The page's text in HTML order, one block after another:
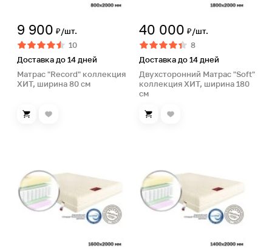
9 900 ₽/шт.
10
Доставка до 14 дней
Матрас "Record" коллекция
ХИТ, ширина 80 см
40 000 ₽/шт.
8
Доставка до 14 дней
Двухсторонний Матрас "Soft"
коллекция ХИТ, ширина 180
см